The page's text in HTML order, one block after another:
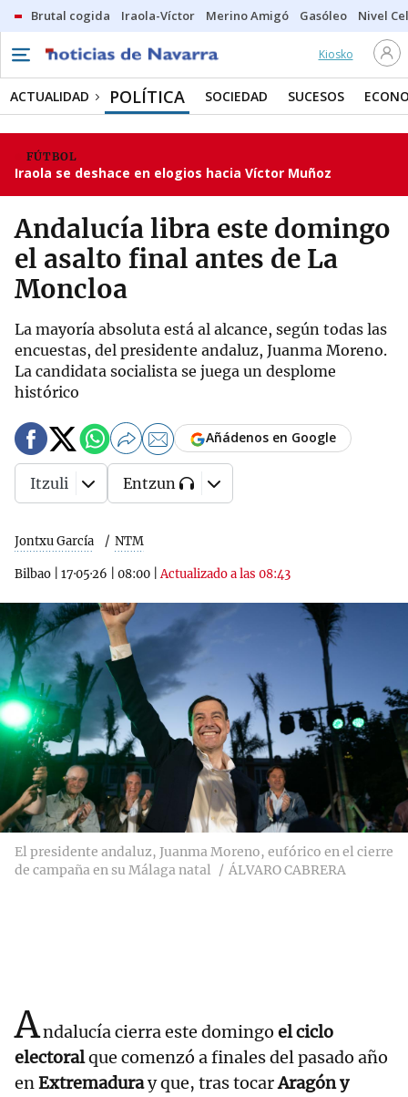
Brutal cogida Iraola-Víctor Merino Amigó Gasóleo Nivel
Kiosko
ACTUALIDAD POLÍTICA SOCIEDAD SUCESOS
FÚTBOL
Iraola se deshace en elogios hacia Víctor Muñoz
Andalucía libra este domingo
el asalto final antes de La
Moncloa
La mayoría absoluta está al alcance, según todas las
encuestas, del presidente andaluz, Juanma Moreno.
La candidata socialista se juega un desplome
histórico
Jontxu García NTM
Bilbao 17·05·26 08:00 |Actualizado a las 08:43
Añádenos en Google
Itzuli Entzun
El presidente andaluz, Juanma Moreno, eufórico en el cierre
de campaña en su Málaga natal
ÁLVARO CABRERA
Andalucía cierra este domingo el ciclo
electoralque comenzó a finales del pasado año
enExtremaduray que, tras tocarAragón y